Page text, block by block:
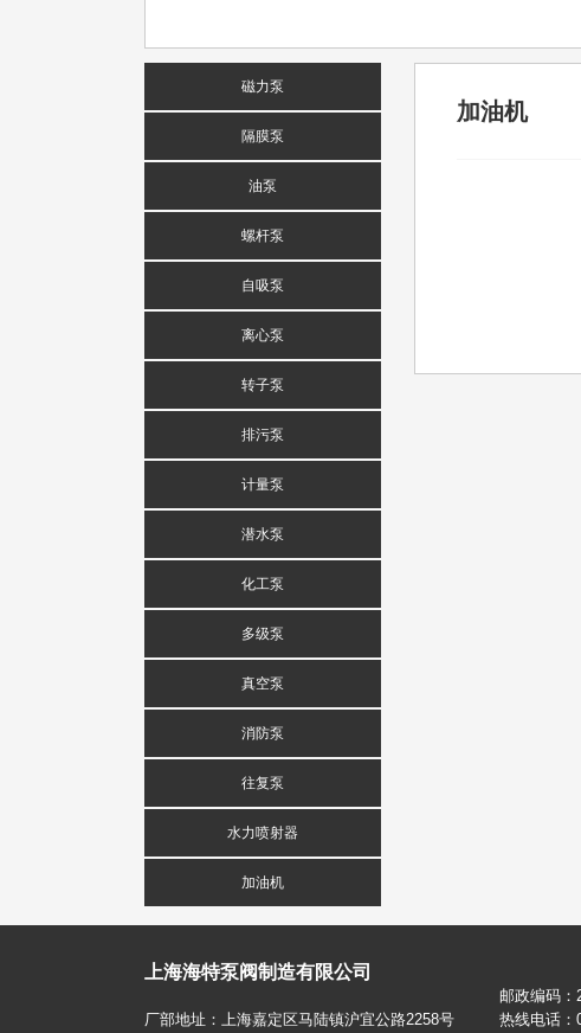
磁力泵
隔膜泵
油泵
螺杆泵
自吸泵
离心泵
转子泵
排污泵
计量泵
潜水泵
化工泵
多级泵
真空泵
消防泵
往复泵
水力喷射器
加油机
加油机
上海海特泵阀制造有限公司
厂部地址：上海嘉定区马陆镇沪宜公路2258号
邮政编码：
热线电话